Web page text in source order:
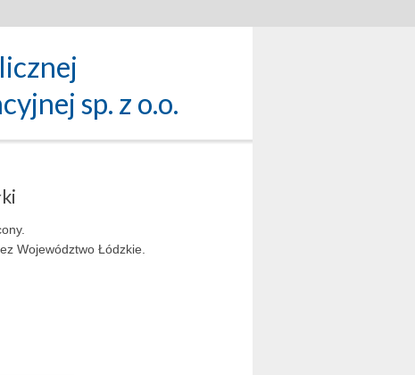
sp. z o.o.
Województwo Łódzkie.